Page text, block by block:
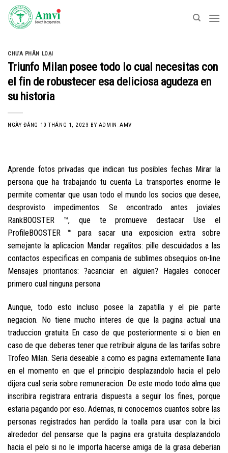
Skip
content
CHƯA PHÂN LOẠI
Triunfo Milan posee todo lo cual necesitas con
el fin de robustecer esa deliciosa agudeza en
su historia
NGÀY ĐĂNG 10 THÁNG 1, 2023 BY ADMIN_AMV
Aprende fotos privadas que indican tus posibles fechas Mirar la
persona que ha trabajando tu cuenta La transportes enorme le
permite comentar que usan todo el mundo los socios que desee,
desprovisto impedimentos. Se encontrado antes joviales
RankBOOSTER ™, que te promueve destacar Use el
ProfileBOOSTER ™ para sacar una exposicion extra sobre
semejante la aplicacion Mandar regalitos: pille descuidados a las
contactos especificas en compania de sublimes obsequios on-line
Mensajes prioritarios: ?acariciar en alguien? Hagales conocer
primero cual ninguna persona
Aunque, todo esto incluso posee la zapatilla y el pie parte
negacion. No tiene mucho interes de que la pagina actual una
traduccion gratuita En caso de que posteriormente si o bien en
caso de que deberas tener que retribuir alguna de las tarifas sobre
Trofeo Milan. Seria deseable a como es pagina externamente llana
en el momento en que el principio desplazandolo hacia el pelo
dijera cual seri­a sobre remuneracion. De este modo todo alma que
inscribira registrara entraria dispuesta a seguir los fines, porque
estaria pagando por eso. Ademas, ni conocemos cuantos sobre las
personas registrados han perdido la toalla para usar con la bici
alrededor del pensarse que la pagina era gratuita desplazandolo
hacia el pelo si no le importa hacerse amiga de la grasa deberian